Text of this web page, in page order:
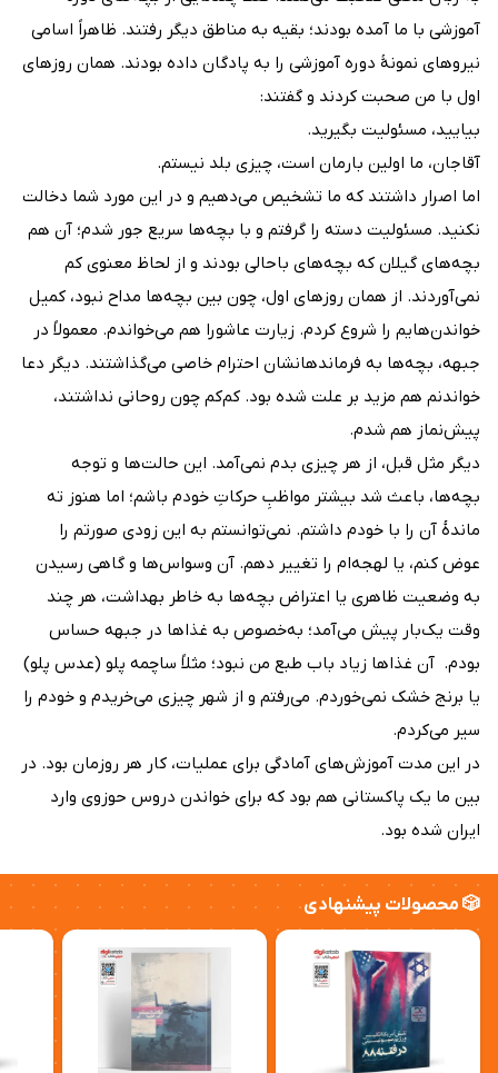
آموزشی با ما آمده بودند؛ بقیه به مناطق دیگر رفتند. ظاهراً اسامی
نیروهای نمونۀ دوره آموزشی را به پادگان داده بودند. همان روزهای
اول با من صحبت کردند و گفتند:
بیایید، مسئولیت بگیرید.
آقاجان، ما اولین بارمان است، چیزی بلد نیستم.
اما اصرار داشتند که ما تشخیص می‌دهیم و در این مورد شما دخالت
نکنید. مسئولیت دسته را گرفتم و با بچه‌ها سریع جور شدم؛ آن هم
بچه‌های گیلان که بچه‌های باحالی بودند و از لحاظ معنوی کم
نمی‌آوردند. از همان روزهای اول، چون بین بچه‌ها مداح نبود، کمیل
خواندن‌هایم را شروع کردم. زیارت عاشورا هم می‌خواندم. معمولاً در
جبهه، بچه‌ها به فرماندهانشان احترام خاصی می‌گذاشتند. دیگر دعا
خواندنم هم مزید بر علت شده بود. کم‌کم چون روحانی نداشتند،
پیش‌نماز هم ‌شدم.
دیگر مثل قبل‌، از هر چیزی بدم نمی‌آمد. این حالت‌ها و توجه
بچه‌ها، باعث شد بیشتر مواظبِ حرکاتِ خودم باشم؛ اما هنوز ته‌
ماندۀ آن را با خودم داشتم. نمی‌توانستم به این زودی‌ صورتم را
عوض کنم، یا لهجه‌ام را تغییر دهم. آن وسواس‌ها و گاهی رسیدن
به وضعیت ظاهری یا اعتراض بچه‌ها به خاطر بهداشت، هر چند
وقت یک‌بار پیش می‌آمد؛ به‌خصوص به غذاها در جبهه حساس
بودم. ‌ آن غذاها زیاد باب طبع من نبود؛ مثلاً ساچمه پلو (عدس پلو)
یا برنج خشک نمی‌خوردم. می‌رفتم و از شهر چیزی می‌خریدم و خودم را
سیر می‌کردم.
در این مدت‌ آموزش‌های آمادگی برای عملیات، کار هر روزمان بود. در
بین ما یک پاکستانی هم بود که برای خواندن دروس حوزوی وارد
ایران شده بود.
🎲 محصولات پیشنهادی